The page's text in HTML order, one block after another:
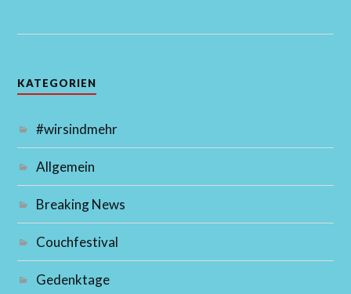
KATEGORIEN
#wirsindmehr
Allgemein
Breaking News
Couchfestival
Gedenktage